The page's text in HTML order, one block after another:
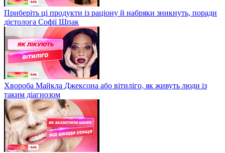
Приберіть ці продукти із раціону й набряки зникнуть, поради
дієтолога Софії Шпак
Хвороба Майкла Джексона або вітиліго, як живуть люди із
таким діагнозом